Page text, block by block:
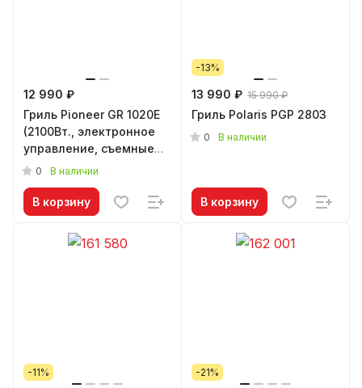
12 990 ₽
Гриль Pioneer GR 1020E
(2100Вт., электронное
управление, съемные
панели)
0 В наличии
В корзину
-13%
13 990 ₽ 15 990 ₽
Гриль Polaris PGP 2803
0 В наличии
В корзину
-11% -21%